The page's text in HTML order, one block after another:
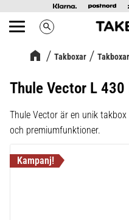
Meny search
Takboxar
Thule Vector L
Thule Vector är en unik
och premiumfunktioner.